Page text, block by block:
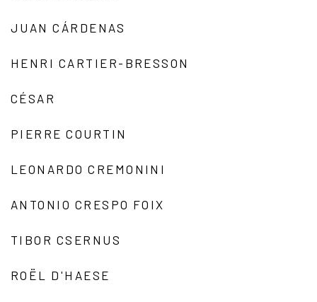
JUAN CÁRDENAS
HENRI CARTIER-BRESSON
CÉSAR
PIERRE COURTIN
LEONARDO CREMONINI
ANTONIO CRESPO FOIX
TIBOR CSERNUS
ROËL D'HAESE